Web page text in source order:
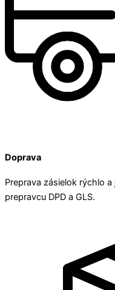
Doprava
Preprava zásielok rýchlo
prepravcu DPD a GLS.